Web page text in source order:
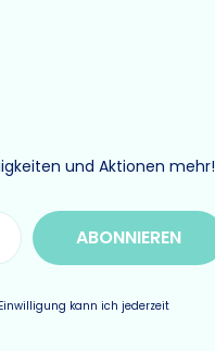
und Aktionen mehr!
ABONNIEREN
kann ich jederzeit